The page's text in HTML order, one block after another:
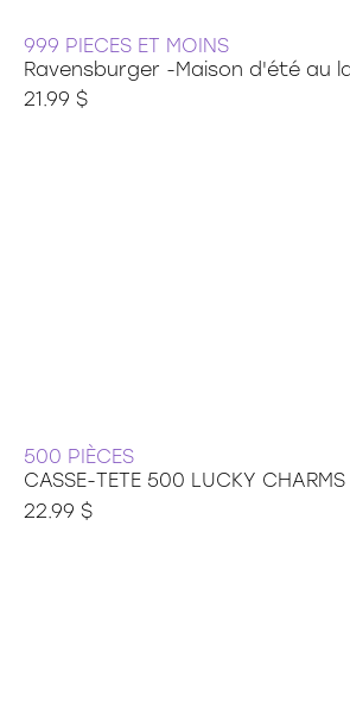
999 PIECES ET MOINS
Ravensburger -Maison d'été au
21.99 $
500 PIÈCES
CASSE-TETE 500 LUCKY CHARMS
22.99 $